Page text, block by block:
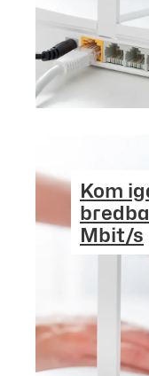
Kom
Mbit/s